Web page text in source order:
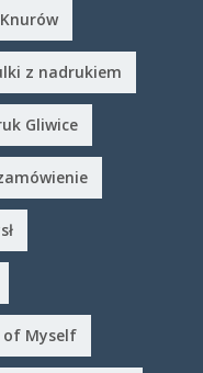
Knurów
z nadrukiem
Gliwice
of Myself